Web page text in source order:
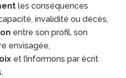
les conséquences
invalidité ou décès,
entre son profil, son
envisagée,
et l’informons par écrit